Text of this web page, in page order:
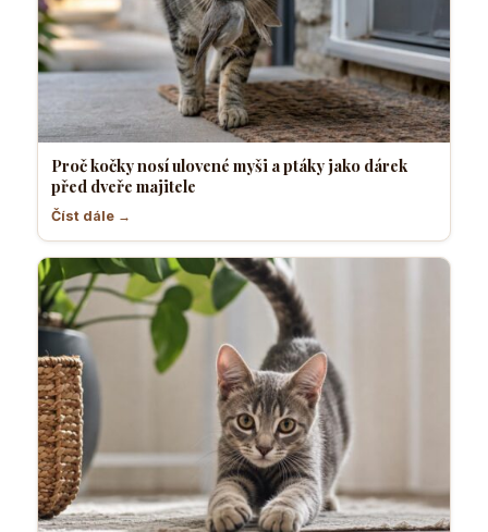
Proč kočky nosí ulovené myši a ptáky jako dárek
před dveře majitele
Číst dále →